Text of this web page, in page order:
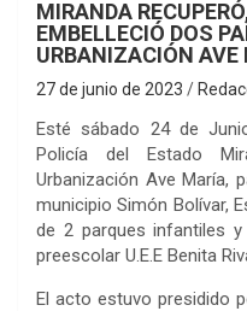
MIRANDA
EMBELLECIÓ DOS
URBANIZACIÓN AVE
27 de junio de 2023
Esté sábado 24 de
Policía del Estado
Urbanización Ave María,
municipio Simón Bolívar,
de 2 parques infantiles
preescolar U.E.E Benita
El acto estuvo presidido